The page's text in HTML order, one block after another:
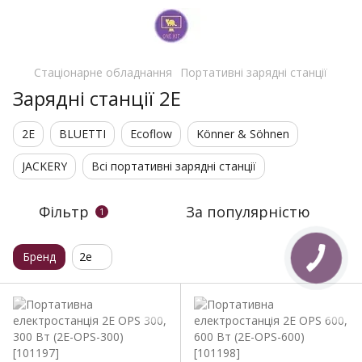
Стаціонарне обладнання Портативні зарядні станції
Зарядні станції 2E
2E BLUETTI Ecoflow Könner & Söhnen
JACKERY Всі портативні зарядні станції
Фільтр 1 За популярністю
Бренд 2e